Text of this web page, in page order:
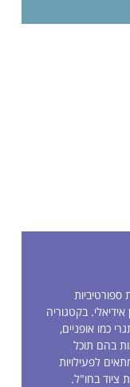
ספורטיביות
בקטגוריה
כמו אופניים,
בהם תוכל
לפעילויות
ציוד בחו"ל.